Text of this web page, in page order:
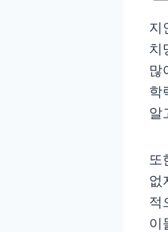
지
치
많
학
알
또
없
적
이